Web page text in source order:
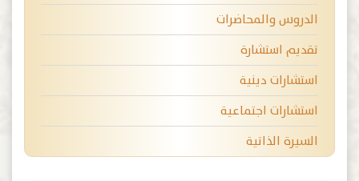
الدروس والمحاضرات
تقديم استشارة
استشارات دينية
استشارات اجتماعية
السيرة الذاتية